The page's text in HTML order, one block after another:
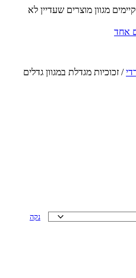
חינם בקנייה החל מ- 299₪ | קיימים מגוון מוצרים שעדיין לא
/ זכוכיות מגדלת במגוון גדלים
נקה